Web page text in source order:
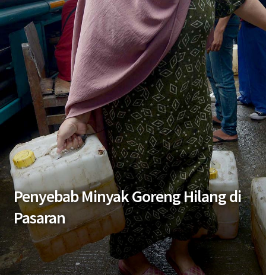
Penyebab Minyak Goreng Hilang di
Pasaran